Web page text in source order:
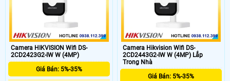
Camera HIKVISION Wifi DS-
2CD2423G2-IW W (4MP)
Giá Bán: 5%-35%
Camera Hikvision Wifi DS-
2CD2443G2-IW W (4MP) Lắp
Trong Nhà
Giá Bán: 5%-35%